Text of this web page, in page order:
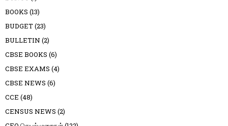
BOOKS (13)
BUDGET(23)
BULLETIN (2)
CBSE BOOKS (6)
CBSE EXAMS (4)
CBSE NEWS (6)
CCE (48)
CENSUS NEWS (2)